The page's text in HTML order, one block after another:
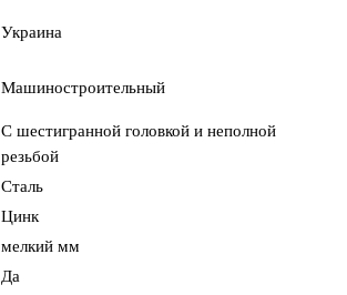
Украина
Машиностроительный
С шестигранной головкой и неполной
резьбой
Сталь
Цинк
мелкий мм
Да